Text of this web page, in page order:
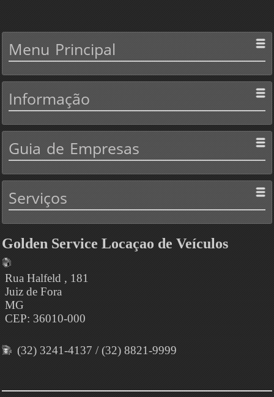
Menu Principal
Informação
Guia de Empresas
Serviços
Golden Service Locaçao de Veículos
Rua Halfeld , 181
Juiz de Fora
MG
CEP: 36010-000
(32) 3241-4137 / (32) 8821-9999